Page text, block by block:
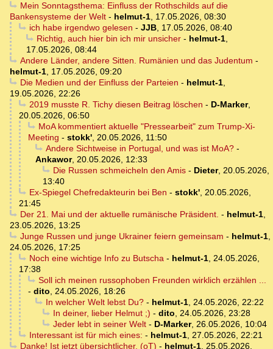
Mein Sonntagsthema: Einfluss der Rothschilds auf die
Bankensysteme der Welt - helmut-1, 17.05.2026, 08:30
ich habe irgendwo gelesen - JJB, 17.05.2026, 08:40
Richtig, auch hier bin ich mir unsicher- helmut-1,
17.05.2026, 08:44
Andere Länder, andere Sitten. Rumänien und das Judentum -
helmut-1, 17.05.2026, 09:20
Die Medien und der Einfluss der Parteien - helmut-1,
19.05.2026, 22:26
2019 musste R. Tichy diesen Beitrag löschen - D-Marker,
20.05.2026, 06:50
MoA kommentiert aktuelle "Pressearbeit" zum Trump-Xi-
Meeting - stokk', 20.05.2026, 11:50
Andere Sichtweise in Portugal, und was ist MoA?-
Ankawor, 20.05.2026, 12:33
Die Russen schmeicheln den Amis- Dieter, 20.05.2026,
13:40
Ex-Spiegel Chefredakteurin bei Ben - stokk', 20.05.2026,
21:45
Der 21. Mai und der aktuelle rumänische Präsident. - helmut-1,
23.05.2026, 13:25
Junge Russen und junge Ukrainer feiern gemeinsam - helmut-1,
24.05.2026, 17:25
Noch eine wichtige Info zu Butscha- helmut-1, 24.05.2026,
17:38
Soll ich meinen russophoben Freunden wirklich erzählen ...
- dito, 24.05.2026, 18:26
In welcher Welt lebst Du?- helmut-1, 24.05.2026, 22:22
In deiner, lieber Helmut ;) - dito, 24.05.2026, 23:28
Jeder lebt in seiner Welt- D-Marker, 26.05.2026, 10:04
Interessant ist für mich eines: - helmut-1, 27.05.2026, 22:21
Danke! Ist jetzt übersichtlicher. (oT) - helmut-1, 25.05.2026,